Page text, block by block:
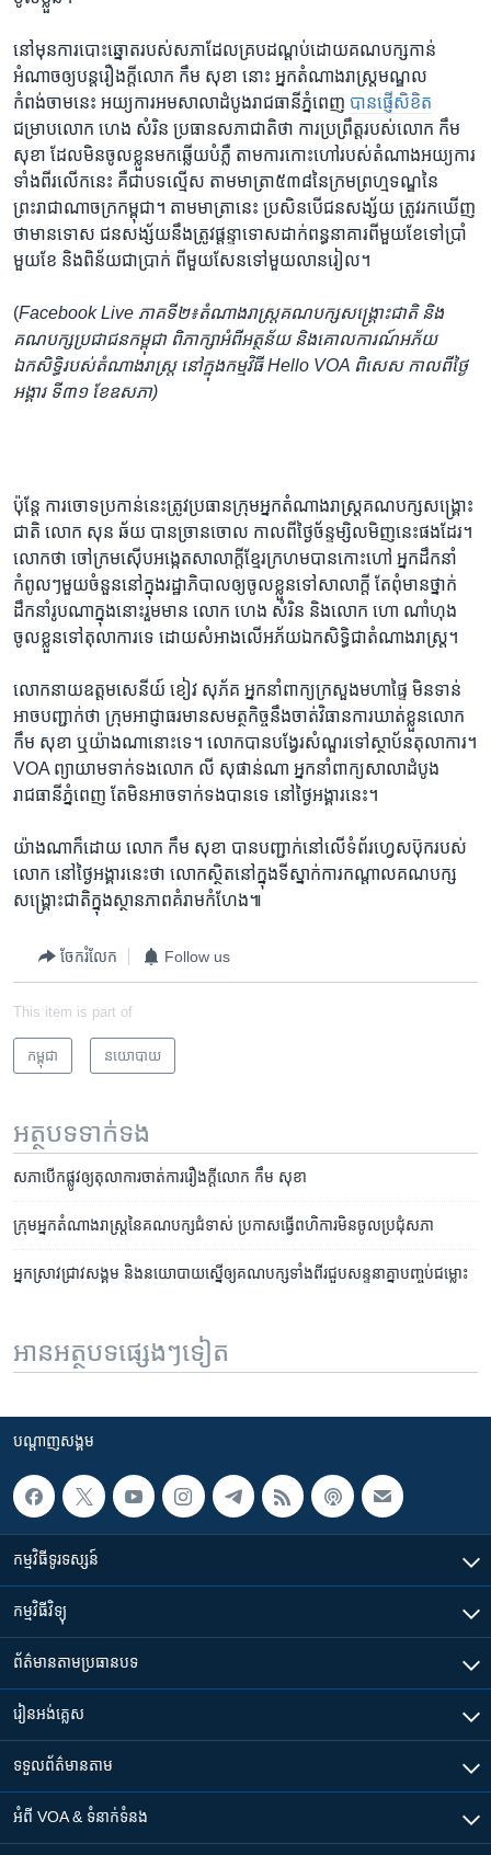
នៅ​មុន​ការ​បោះឆ្នោត​របស់​សភា​ដែល​គ្របដណ្តប់​ដោយ​គណបក្ស​កាន់​
អំណាច​ឲ្យ​បន្ត​រឿងក្តី​លោក​ កឹម​ សុខា ​នោះ អ្នក​តំណាងរាស្ត្រ​មណ្ឌល​
កំពង់ចាម​នេះ​ អយ្យការ​អម​សាលាដំបូង​រាជធានី​ភ្នំពេញ​ បាន​ផ្ញើ​សិខិត
ជម្រាប​លោក​ ហេង សំរិន​ ប្រធាន​សភា​ជាតិ​ថា ការ​ប្រព្រឹត្ត​របស់​លោក​ កឹម
សុខា​ ដែល​មិន​ចូល​ខ្លួន​មក​ឆ្លើយ​បំភ្លឺ​ តាម​ការ​កោះ​ហៅ​របស់តំណាង​អយ្យការ​
ទាំង​ពីរ​លើក​នេះ​ គឺ​ជា​បទ​ល្មើស តាម​មាត្រា​៥៣៨​នៃ​ក្រម​ព្រហ្មទណ្ឌ​នៃ​
ព្រះរាជាណាចក្រ​កម្ពុជា។​ តាម​មាត្រា​នេះ​ ប្រសិន​បើ​ជនសង្ស័យ ត្រូវ​រកឃើញ​
ថា​មាន​ទោស​ ជនសង្ស័យ​នឹង​ត្រូវ​ផ្តន្ទា​ទោស​ដាក់​ពន្ធនាគារ​ពី​មួយ​ខែ​ទៅ​ប្រាំ
មួយ​ខែ​ និង​ពិន័យ​ជា​ប្រាក់​ ពី​មួយ​សែន​ទៅ​មួយ​លាន​រៀល។
(Facebook Live ភាគទី២៖តំណាងរាស្ត្រ​គណបក្ស​សង្គ្រោះជាតិ និង​
គណបក្ស​ប្រជាជន​កម្ពុជា ពិភាក្សា​អំពី​អត្ថន័យ និង​គោលការណ៍​អភ័យ​
ឯកសិទ្ធិ​របស់​តំណាងរាស្ត្រ នៅ​ក្នុង​កម្មវិធី Hello VOA ពិសេស កាលពី​ថ្ងៃ
អង្គារ ទី៣១ ខែ​ឧសភា)
ប៉ុន្តែ​ ការ​ចោទ​ប្រកាន់​នេះ​ត្រូវ​ប្រធាន​ក្រុម​អ្នកតំណាងរាស្ត្រ​គណបក្ស​សង្គ្រោះ​
ជាតិ​ លោក​ សុន​ ឆ័យ​ បាន​ច្រានចោល​ កាល​ពី​ថ្ងៃ​ច័ន្ទ​ម្សិល​មិញ​នេះ​ផង​ដែរ។​
លោក​ថា​ ចៅក្រម​ស៊ើបអង្កេត​សាលាក្តី​ខ្មែរ​ក្រហម​បាន​កោះ​ហៅ​ អ្នក​ដឹក​នាំ​
កំពូលៗ​មួយ​ចំនួននៅ​ក្នុង​រដ្ឋាភិបាល​ឲ្យ​ចូល​ខ្លួន​ទៅ​សាលា​ក្តី​ តែ​ពុំ​មាន​ថ្នាក់​
ដឹកនាំ​រូប​ណា​ក្នុង​នោះ​រួមមាន លោក​ ហេង​ សំរិន​ និង​លោក​ ហោ ណាំហុង
ចូលខ្លួន​ទៅ​តុលាការ​ទេ​ ដោយ​សំអាង​លើ​អភ័យ​ឯកសិទ្ធិ​ជា​តំណាងរាស្ត្រ។
​លោក​នាយ​ឧត្តមសេនីយ៍​ ខៀវ​ សុភ័គ​ អ្នក​នាំ​ពាក្យ​ក្រសួង​មហាផ្ទៃ​ មិន​ទាន់​
អាច​បញ្ជាក់​ថា​ ក្រុម​អាជ្ញាធរ​មាន​សមត្ថកិច្ច​នឹង​ចាត់​វិធានការ​ឃាត់​ខ្លួន​លោក​
កឹម សុខា​ ឬ​យ៉ាង​ណា​នោះ​ទេ។​ លោក​បាន​បង្វែរ​សំណួរ​ទៅ​ស្ថាប័ន​តុលាការ។​
VOA ​ព្យាយាម​ទាក់​ទង​លោក​ លី​ សុផាន់ណា​ អ្នក​នាំ​ពាក្យ​សាលា​ដំបូង​
រាជធានី​ភ្នំពេញ​ តែ​មិន​អាច​ទាក់​ទង​បាន​ទេ​ នៅ​ថ្ងៃ​អង្គារ​នេះ។
យ៉ាង​ណា​ក៏​ដោយ​ លោក​ កឹម​ សុខា​ បាន​បញ្ជាក់​នៅ​លើ​ទំព័រ​ហ្វេសប៊ុក​របស់​
លោក​ នៅ​ថ្ងៃ​អង្គារ​នេះ​ថា​ លោក​ស្ថិតនៅ​ក្នុង​ទីស្នាក់ការ​កណ្តាល​គណបក្ស​
សង្គ្រោះ​ជាតិ​ក្នុង​ស្ថានភាព​គំរាម​កំហែង៕
ចែករំលែក Follow us
This item is part of
កម្ពុជា នយោបាយ
អត្ថបទ​ទាក់ទង
សភា​បើក​ផ្លូវ​ឲ្យ​តុលាការ​ចាត់ការ​រឿង​ក្ដី​លោក កឹម សុខា
ក្រុម​អ្នកតំណាង​​រាស្ត្រ​នៃ​គណបក្ស​ជំទាស់​ ប្រកាស​ធ្វើ​ពហិការ​មិន​ចូល​ប្រជុំ​សភា
អ្នក​ស្រាវជ្រាវ​សង្គម​ និង​នយោបាយ​ស្នើឲ្យ​​​គណ​បក្ស​ទាំង​ពីរ​ជួប​សន្ទនា​គ្នា​​​បញ្ចប់​ជម្លោះ
អានអត្ថបទផ្សេងៗទៀត
បណ្តាញ​សង្គម
កម្មវិធី​ទូរទស្សន៍
កម្មវិធី​វិទ្យុ
ព័ត៌មាន​តាមប្រធានបទ​
រៀន​​អង់គ្លេស
ទទួល​ព័ត៌មាន​តាម
អំពី​ VOA & ទំនាក់ទំនង